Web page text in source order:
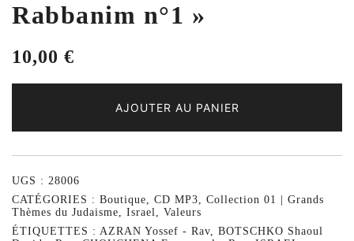
Rabbanim n°1 »
10,00 €
AJOUTER AU PANIER
UGS : 28006
CATÉGORIES : Boutique, CD MP3, Collection 01 | Grands
Thèmes du Judaisme, Israel, Valeurs
ÉTIQUETTES : AZRAN Yossef - Rav, BOTSCHKO Shaoul